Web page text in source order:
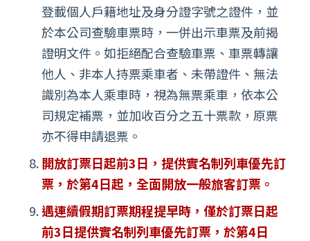
登載個人戶籍地址及身分證字號之證件，並
於本公司查驗車票時，一併出示車票及前揭
證明文件。如拒絕配合查驗車票、車票轉讓
他人、非本人持票乘車者、未帶證件、無法
識別為本人乘車時，視為無票乘車，依本公
司規定補票，並加收百分之五十票款，原票
亦不得申請退票。
開放訂票日起前3日，提供實名制列車優先訂
票，於第4日起，全面開放一般旅客訂票。
遇連續假期訂票期程提早時，僅於訂票日起
前3日提供實名制列車優先訂票，於第4日